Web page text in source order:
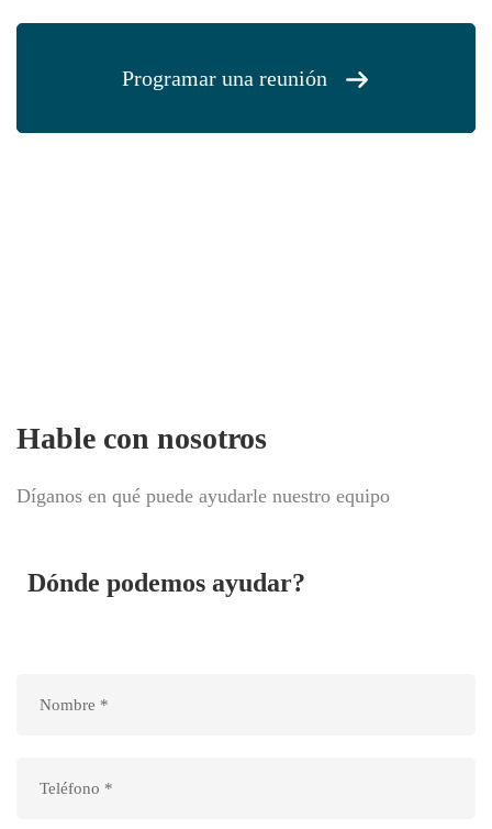
Programar una reunión
Hable con nosotros
Díganos en qué puede ayudarle nuestro equipo
Dónde podemos ayudar?